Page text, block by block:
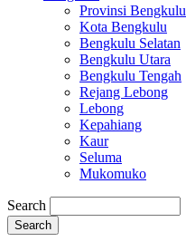
Provinsi Bengkulu
Kota Bengkulu
Bengkulu Selatan
Bengkulu Utara
Bengkulu Tengah
Rejang Lebong
Lebong
Kepahiang
Kaur
Seluma
Mukomuko
Search